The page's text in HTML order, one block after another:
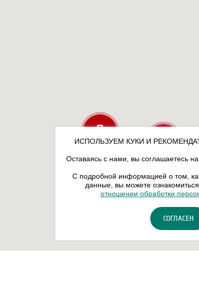
ИСПОЛЬЗУЕМ КУКИ И
Оставаясь с нами, вы соглашаетесь
С подробной информацией о том,
данные, вы можете
отношении обработки
СОГЛАСЕН